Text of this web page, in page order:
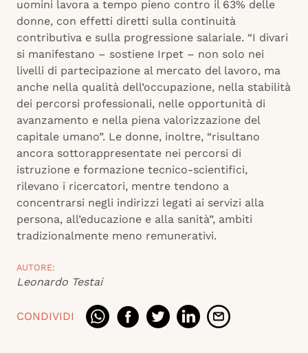
uomini lavora a tempo pieno contro il 63% delle
donne, con effetti diretti sulla continuità
contributiva e sulla progressione salariale. “I divari
si manifestano – sostiene Irpet – non solo nei
livelli di partecipazione al mercato del lavoro, ma
anche nella qualità dell’occupazione, nella stabilità
dei percorsi professionali, nelle opportunità di
avanzamento e nella piena valorizzazione del
capitale umano”. Le donne, inoltre, “risultano
ancora sottorappresentate nei percorsi di
istruzione e formazione tecnico-scientifici,
rilevano i ricercatori, mentre tendono a
concentrarsi negli indirizzi legati ai servizi alla
persona, all’educazione e alla sanità”, ambiti
tradizionalmente meno remunerativi.
AUTORE:
Leonardo Testai
CONDIVIDI